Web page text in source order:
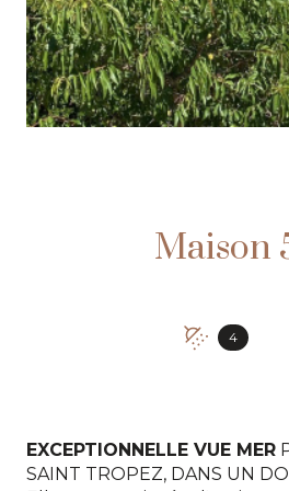
4
EXCEPTIONNELLE VUE MER
SAINT TROPEZ, DANS UN